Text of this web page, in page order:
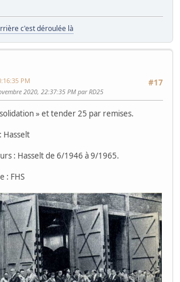
c'est déroulée là
#17
PM
2020, 22:37:35 PM par RD25
» et tender 25 par remises.
Hasselt
: Hasselt de 6/1946 à 9/1965.
: FHS